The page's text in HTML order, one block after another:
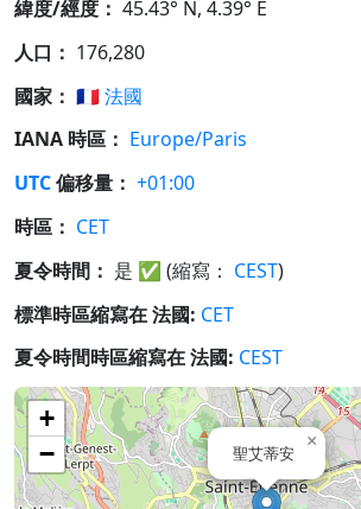
緯度/經度： 45.43° N, 4.39° E
人口： 176,280
國家： 🇫🇷法國
IANA 時區： Europe/Paris
UTC偏移量： +01:00
時區： CET
夏令時間： 是 ✅ (縮寫： CEST)
標準時區縮寫在 法國: CET
夏令時間時區縮寫在 法國: CEST
聖艾蒂安
×
+
−